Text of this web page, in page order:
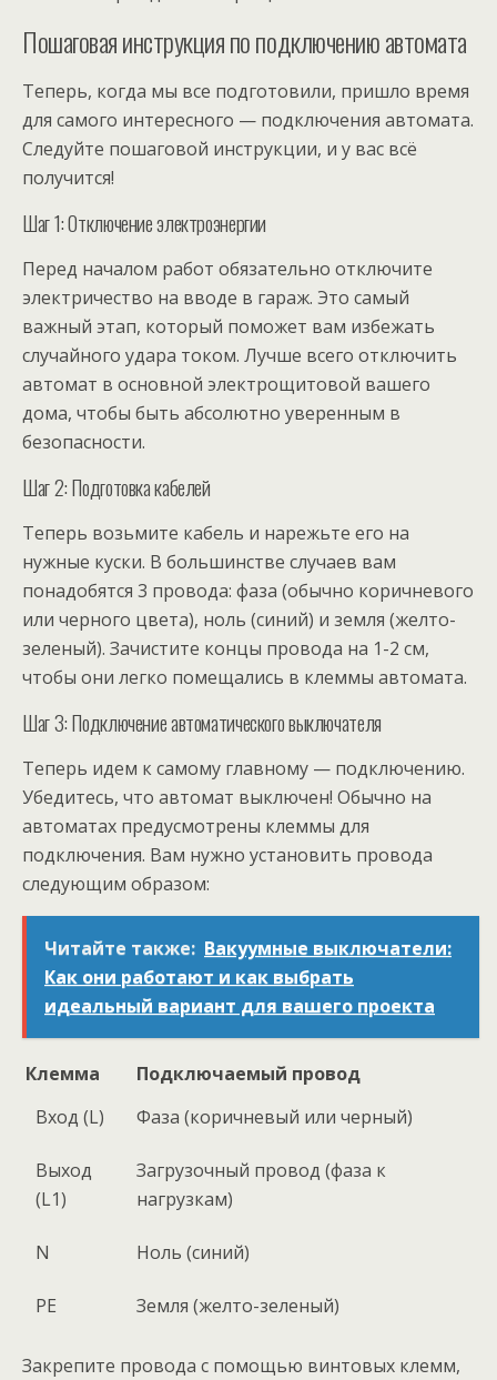
Пошаговая инструкция по подключению автомата
Теперь, когда мы все подготовили, пришло время
для самого интересного — подключения автомата.
Следуйте пошаговой инструкции, и у вас всё
получится!
Шаг 1: Отключение электроэнергии
Перед началом работ обязательно отключите
электричество на вводе в гараж. Это самый
важный этап, который поможет вам избежать
случайного удара током. Лучше всего отключить
автомат в основной электрощитовой вашего
дома, чтобы быть абсолютно уверенным в
безопасности.
Шаг 2: Подготовка кабелей
Теперь возьмите кабель и нарежьте его на
нужные куски. В большинстве случаев вам
понадобятся 3 провода: фаза (обычно коричневого
или черного цвета), ноль (синий) и земля (желто-
зеленый). Зачистите концы провода на 1-2 см,
чтобы они легко помещались в клеммы автомата.
Шаг 3: Подключение автоматического выключателя
Теперь идем к самому главному — подключению.
Убедитесь, что автомат выключен! Обычно на
автоматах предусмотрены клеммы для
подключения. Вам нужно установить провода
следующим образом:
Читайте также: Вакуумные выключатели:
Как они работают и как выбрать
идеальный вариант для вашего проекта
Клемма
Подключаемый провод
Вход (L)
Фаза (коричневый или черный)
Выход
(L1)
Загрузочный провод (фаза к
нагрузкам)
N Ноль (синий)
PE Земля (желто-зеленый)
Закрепите провода с помощью винтовых клемм,